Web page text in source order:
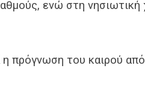
ενώ στη
η πρόγνωση του καιρού